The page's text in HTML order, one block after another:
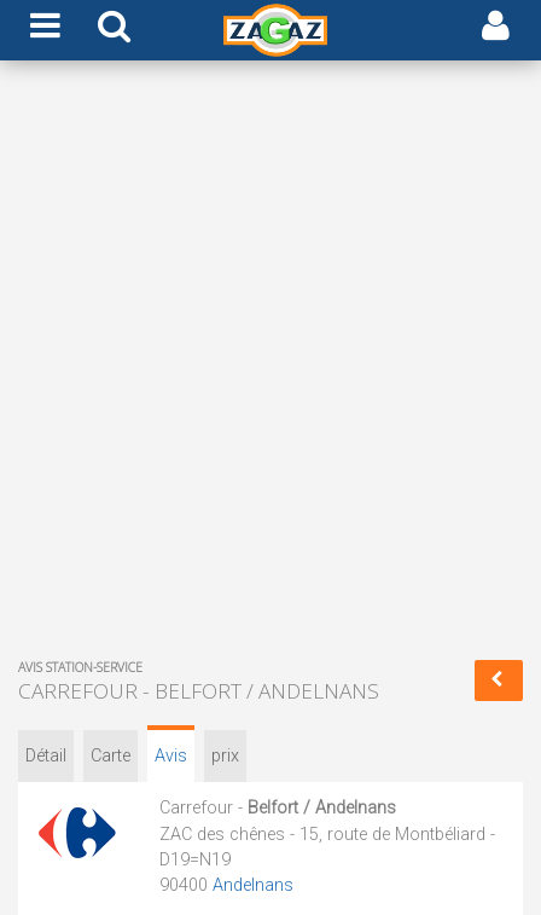
AVIS STATION-SERVICE
CARREFOUR - BELFORT / ANDELNANS
Détail Carte Avis prix
Carrefour - Belfort / Andelnans
ZAC des chênes - 15, route de Montbéliard -
D19=N19
90400 Andelnans